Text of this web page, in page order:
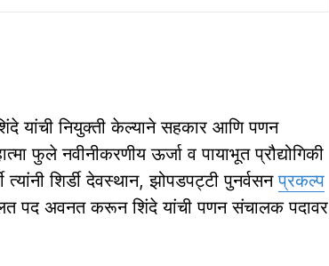
यांची नियुक्ती केल्याने सहकार आणि पणन
फुले नवीनीकरणीय ऊर्जा व पायाभूत प्रौद्योगिकी
शिर्डी देवस्थान, झोपडपट्टी पुनर्वसनप्रकल्प
पद अवनत करून शिंदे यांची पणन संचालक पदावर